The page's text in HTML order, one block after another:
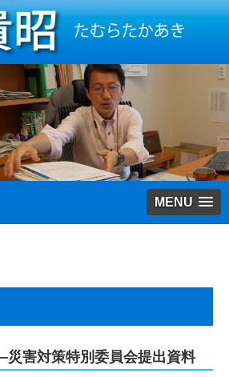
MENU
害対策特別委員会提出資料